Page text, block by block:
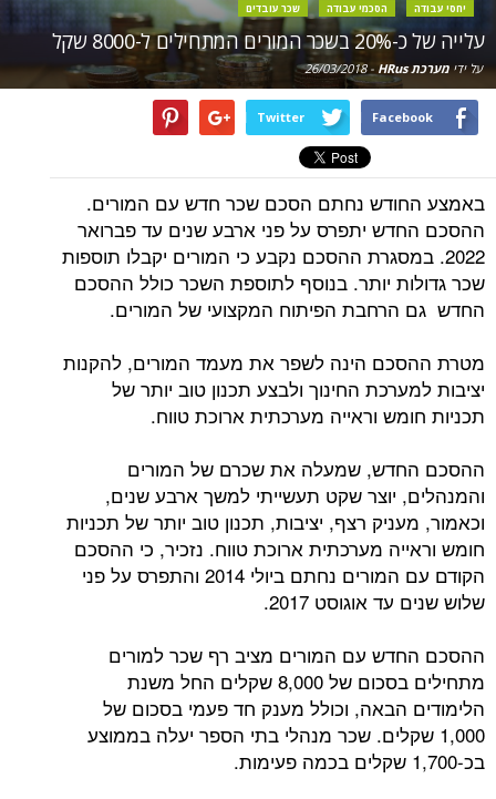
יחסי עבודה הסכמי עבודה שכר עובדים
עלייה של כ-20% בשכר המורים המתחילים ל-8000 שקל
על ידימערכת HRus -
26/03/2018
Facebook
Twitter
באמצע החודש נחתם הסכם שכר חדש עם המורים.
ההסכם החדש יתפרס על פני ארבע שנים עד פברואר
2022. במסגרת ההסכם נקבע כי המורים יקבלו תוספות
שכר גדולות יותר. בנוסף לתוספת השכר כולל ההסכם
החדש גם הרחבת הפיתוח המקצועי של המורים.
מטרת ההסכם הינה לשפר את מעמד המורים, להקנות
יציבות למערכת החינוך ולבצע תכנון טוב יותר של
תכניות חומש וראייה מערכתית ארוכת טווח.
ההסכם החדש, שמעלה את שכרם של המורים
והמנהלים, יוצר שקט תעשייתי למשך ארבע שנים,
וכאמור, מעניק רצף, יציבות, תכנון טוב יותר של תכניות
חומש וראייה מערכתית ארוכת טווח. נזכיר, כי ההסכם
הקודם עם המורים נחתם ביולי 2014 והתפרס על פני
שלוש שנים עד אוגוסט 2017.
ההסכם החדש עם המורים מציב רף שכר למורים
מתחילים בסכום של 8,000 שקלים החל משנת
הלימודים הבאה, וכולל מענק חד פעמי בסכום של
1,000 שקלים. שכר מנהלי בתי הספר יעלה בממוצע
בכ-1,700 שקלים בכמה פעימות.